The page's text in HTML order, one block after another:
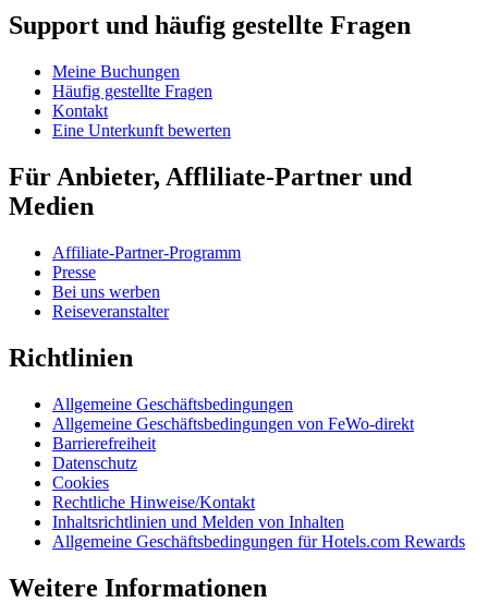
Support und häufig gestellte Fragen
Meine Buchungen
Häufig gestellte Fragen
Kontakt
Eine Unterkunft bewerten
Für Anbieter, Affliliate-Partner und
Medien
Affiliate-Partner-Programm
Presse
Bei uns werben
Reiseveranstalter
Richtlinien
Allgemeine Geschäftsbedingungen
Allgemeine Geschäftsbedingungen von FeWo-direkt
Barrierefreiheit
Datenschutz
Cookies
Rechtliche Hinweise/Kontakt
Inhaltsrichtlinien und Melden von Inhalten
Allgemeine Geschäftsbedingungen für Hotels.com Rewards
Weitere Informationen